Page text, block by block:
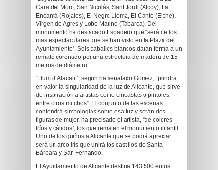
Cara del Moro, San Nicolás, Sant Jordi (Alcoy), La
Encantá (Rojales), El Negre Lloma, El Cantó (Elche),
Virgen de Agres y Lobo Marino (Tabarca). Del
monumento ha destacado Espadero que “será de los
más espectaculares que se han visto en la Plaza del
Ayuntamiento”. Seis caballos blancos darán forma a un
remate coronado por una estructura de madera de 15
metros de diámetro.
‘Llum d’Alacant’, según ha señalado Gómez, “pondrá
en valor la singularidad de la luz de Alicante, que sirve
de inspiración a artistas como cineastas o pintores,
entre otros muchos”. El conjunto de las escenas
contendrá simbologías sobre esa luz y serán dos
figuras de mujer, ha precisado el artista, “de colores
fríos y cálidos”, los que rematen el monumento infantil.
Uno de los guiños a Alicante que se podrá apreciar
será un arco iris que unirá los castillos de Santa
Bárbara y San Fernando.
El Ayuntamiento de Alicante destina 143.500 euros